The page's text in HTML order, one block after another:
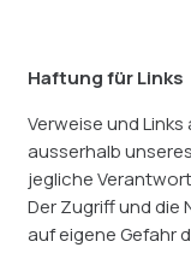
Haftung für Links
Verweise und
ausserhalb
jegliche
Der Zugriff und die
auf eigene Gefahr